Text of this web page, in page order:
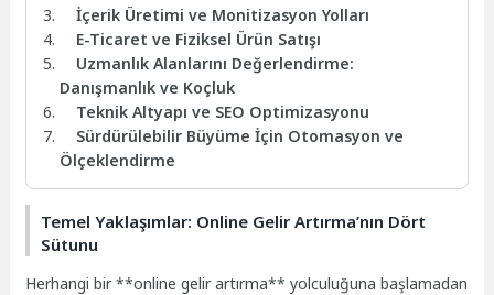
İçerik Üretimi ve Monitizasyon Yolları
E-Ticaret ve Fiziksel Ürün Satışı
Uzmanlık Alanlarını Değerlendirme:
Danışmanlık ve Koçluk
Teknik Altyapı ve SEO Optimizasyonu
Sürdürülebilir Büyüme İçin Otomasyon ve
Ölçeklendirme
Temel Yaklaşımlar: Online Gelir Artırma’nın Dört
Sütunu
Herhangi bir **online gelir artırma** yolculuğuna başlamadan